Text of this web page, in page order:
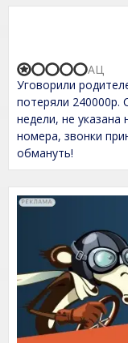
R
a
t
e
d
1
,
0
u
t
5
Уговорили
потеряли 240000р.
недели, не
номера, звонки
обмануть!
АЦ